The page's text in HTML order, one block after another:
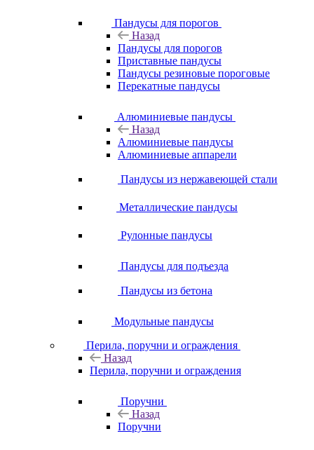
Пандусы для порогов
Назад
Пандусы для порогов
Приставные пандусы
Пандусы резиновые пороговые
Перекатные пандусы
Алюминиевые пандусы
Назад
Алюминиевые пандусы
Алюминиевые аппарели
Пандусы из нержавеющей стали
Металлические пандусы
Рулонные пандусы
Пандусы для подъезда
Пандусы из бетона
Модульные пандусы
Перила, поручни и ограждения
Назад
Перила, поручни и ограждения
Поручни
Назад
Поручни